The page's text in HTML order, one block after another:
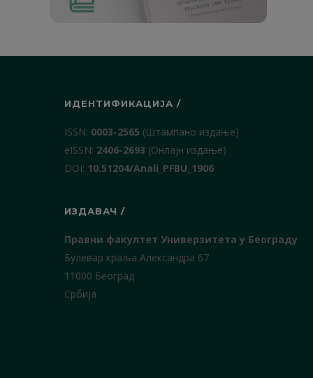
ИДЕНТИФИКАЦИЈА /
ISSN: 0003-2565 (Штампано издање)
еISSN: 2406-2693 (Онлајн издање)
DOI: 10.51204/Anali_PFBU_1906
ИЗДАВАЧ /
Правни факултет Универзитета у Београду
Булевар краља Александра 67
11000 Београд
Србија